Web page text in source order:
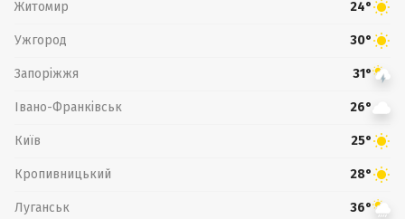
Житомир 24°
Ужгород 30°
Запоріжжя 31°
Івано-Франківськ 26°
Київ 25°
Кропивницький 28°
Луганськ 36°